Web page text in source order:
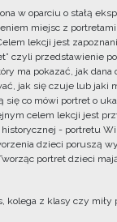
w oparciu o stałą
miejsc z
lekcji jest
czyli przedstawienie
ma pokazać, jak dana
jak się czuje lub jaki
się co mówi portret o
celem lekcji jest
- portretu
dzieci poruszą
portret dzieci
kolega z klasy czy miły